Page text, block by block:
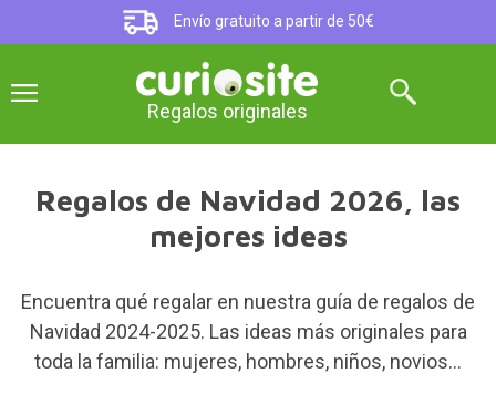
Envío gratuito a partir de 50€
Regalos originales
Regalos de Navidad 2026, las
mejores ideas
Encuentra qué regalar en nuestra guía de regalos de
Navidad 2024-2025. Las ideas más originales para
toda la familia: mujeres, hombres, niños, novios...